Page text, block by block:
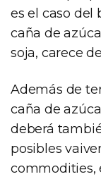
es el caso del
caña de
soja, carece
Además de
caña de
deberá
posibles
commodities,